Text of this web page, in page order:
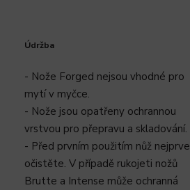
Údržba
- Nože Forged nejsou vhodné pro
mytí v myčce.
- Nože jsou opatřeny ochrannou
vrstvou pro přepravu a skladování.
- Před prvním použitím nůž nejprve
očistěte. V případě rukojeti nožů
Brutte a Intense může ochranná